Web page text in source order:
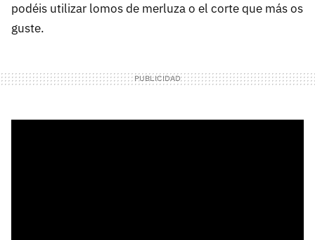
podéis utilizar lomos de merluza o el corte que más os
guste.